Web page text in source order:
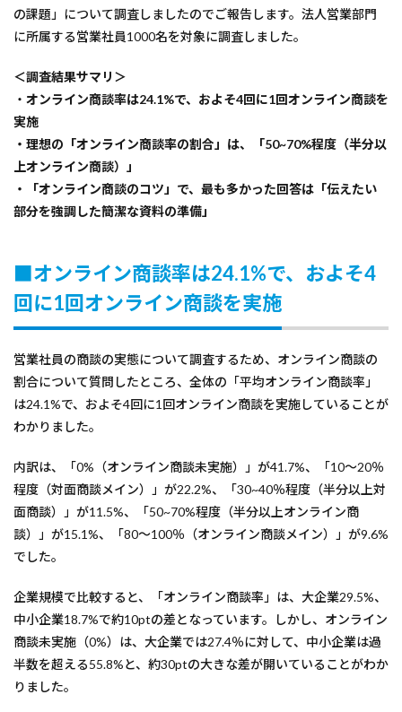
の課題」について調査しましたのでご報告します。法人営業部門
に所属する営業社員1000名を対象に調査しました。
＜調査結果サマリ＞
・ オンライン商談率は24.1%で、およそ4回に1回オンライン商談を
実施
・理想の「オンライン商談率の割合」は、「50~70%程度（半分以
上オンライン商談）」
・「オンライン商談のコツ」で、最も多かった回答は「伝えたい
部分を強調した簡潔な資料の準備」
■オンライン商談率は24.1%で、およそ4
回に1回オンライン商談を実施
営業社員の商談の実態について調査するため、オンライン商談の
割合について質問したところ、全体の「平均オンライン商談率」
は24.1%で、およそ4回に1回オンライン商談を実施していることが
わかりました。
内訳は、「0%（オンライン商談未実施）」が41.7%、「10～20％
程度（対面商談メイン）」が22.2%、「30~40％程度（半分以上対
面商談）」が11.5%、「50~70%程度（半分以上オンライン商
談）」が15.1%、「80～100％（オンライン商談メイン）」が9.6%
でした。
企業規模で比較すると、「オンライン商談率」は、大企業29.5%、
中小企業18.7%で約10ptの差となっています。しかし、オンライン
商談未実施（0%）は、大企業では27.4％に対して、中小企業は過
半数を超える55.8%と、約30ptの大きな差が開いていることがわか
りました。